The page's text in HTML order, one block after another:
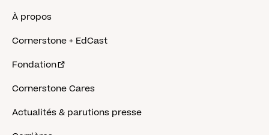
À propos
Cornerstone + EdCast
Fondation
Cornerstone Cares
Actualités & parutions presse